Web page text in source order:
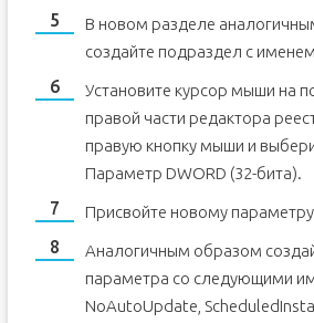
В новом разделе
создайте подраздел с
Установите курсор мыши на
правой части редактора
правую кнопку мыши и
Параметр DWORD (32-бита).
Присвойте новому
Аналогичным образом
параметра со следующими
NoAutoUpdate,